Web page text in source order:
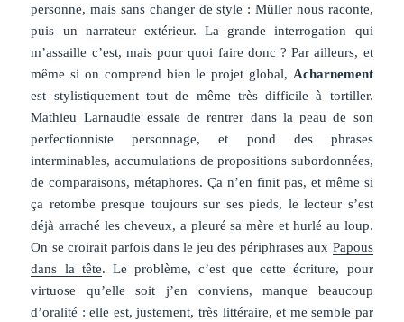
personne, mais sans changer de style : Müller nous raconte,
puis un narrateur extérieur. La grande interrogation qui
m’assaille c’est, mais pour quoi faire donc ? Par ailleurs, et
même si on comprend bien le projet global, Acharnement
est stylistiquement tout de même très difficile à tortiller.
Mathieu Larnaudie essaie de rentrer dans la peau de son
perfectionniste personnage, et pond des phrases
interminables, accumulations de propositions subordonnées,
de comparaisons, métaphores. Ça n’en finit pas, et même si
ça retombe presque toujours sur ses pieds, le lecteur s’est
déjà arraché les cheveux, a pleuré sa mère et hurlé au loup.
On se croirait parfois dans le jeu des périphrases aux Papous
dans la tête. Le problème, c’est que cette écriture, pour
virtuose qu’elle soit j’en conviens, manque beaucoup
d’oralité : elle est, justement, très littéraire, et me semble par